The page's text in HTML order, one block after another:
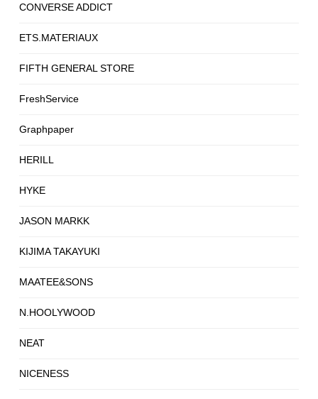
CONVERSE ADDICT
ETS.MATERIAUX
FIFTH GENERAL STORE
FreshService
Graphpaper
HERILL
HYKE
JASON MARKK
KIJIMA TAKAYUKI
MAATEE&SONS
N.HOOLYWOOD
NEAT
NICENESS